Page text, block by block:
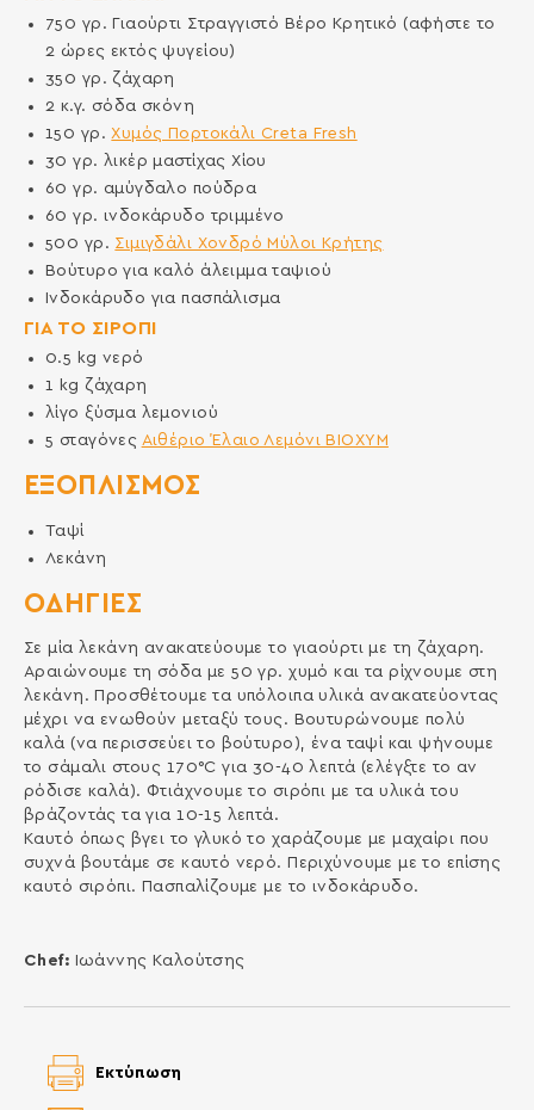
ΟΔΗΓΙΕΣ
Σε μία λεκάνη ανακατεύουμε το γιαούρτι με τη ζάχαρη.
Αραιώνουμε τη σόδα με 50 γρ. χυμό και τα ρίχνουμε στη
λεκάνη. Προσθέτουμε τα υπόλοιπα υλικά ανακατεύοντας
μέχρι να ενωθούν μεταξύ τους. Βουτυρώνουμε πολύ
καλά (να περισσεύει το βούτυρο), ένα ταψί και ψήνουμε
το σάμαλι στους 170°C για 30-40 λεπτά (ελέγξτε το αν
ρόδισε καλά). Φτιάχνουμε το σιρόπι με τα υλικά του
βράζοντάς τα για 10-15 λεπτά.
Καυτό όπως βγει το γλυκό το χαράζουμε με μαχαίρι που
συχνά βουτάμε σε καυτό νερό. Περιχύνουμε με το επίσης
καυτό σιρόπι. Πασπαλίζουμε με το ινδοκάρυδο.
Chef: Ιωάννης Καλούτσης
750 γρ.Γιαούρτι Στραγγιστό Βέρο Κρητικό (αφήστε το
2 ώρες εκτός ψυγείου)
350 γρ. ζάχαρη
2 κ.γ. σόδα σκόνη
150 γρ. Χυμός Πορτοκάλι Creta Fresh
30γρ. λικέρ μαστίχας Χίου
60γρ. αμύγδαλο πούδρα
60γρ. ινδοκάρυδο τριμμένο
500 γρ. Σιμιγδάλι Χονδρό Μύλοι Κρήτης
Βούτυρο για καλό άλειμμα ταψιού
Ινδοκάρυδο για πασπάλισμα
ΓΙΑ ΤΟ ΣΙΡΟΠΙ
0.5 kg νερό
1
kg ζάχαρη
λίγο ξύσμα λεμονιού
5 σταγόνες Αιθέριο Έλαιο Λεμόνι ΒΙΟΧΥΜ
ΕΞΟΠΛΙΣΜΌΣ
Ταψί
Λεκάνη
Εκτύπωση